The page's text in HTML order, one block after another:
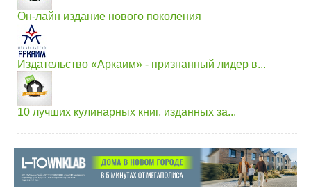
Он-лайн издание нового поколения
Издательство «Аркаим» - признанный лидер в...
10 лучших кулинарных книг, изданных за...